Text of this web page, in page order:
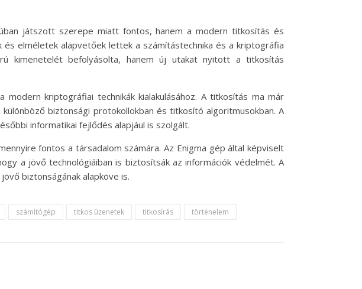
játszott szerepe miatt fontos, hanem a modern titkosítás és
elméletek alapvetőek lettek a számítástechnika és a kriptográfia
kimenetelét befolyásolta, hanem új utakat nyitott a titkosítás
kriptográfiai technikák kialakulásához. A titkosítás ma már
biztonsági protokollokban és titkosító algoritmusokban. A
informatikai fejlődés alapjául is szolgált.
fontos a társadalom számára. Az Enigma gép által képviselt
a jövő technológiáiban is biztosítsák az információk védelmét. A
biztonságának alapköve is.
számítógép titkos üzenetek titkosírás történelem